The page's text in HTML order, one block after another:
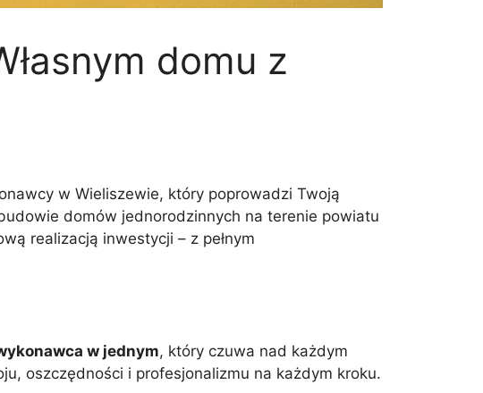
domu z
w Wieliszewie, który poprowadzi Twoją
domów jednorodzinnych na terenie powiatu
realizacją inwestycji – z pełnym
w jednym, który czuwa nad każdym
oszczędności i profesjonalizmu na każdym kroku.